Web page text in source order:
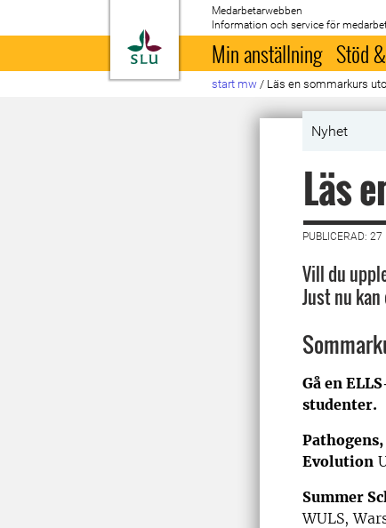
Till startsida
Medarbetarwebben
Information och service för
Min anställning Stöd
start mw / Läs en sommarkurs
Nyhet
Läs
PUBLICERAD:
Vill du
Just nu
Gå en
studenter.
Evolution
Summer
WULS,